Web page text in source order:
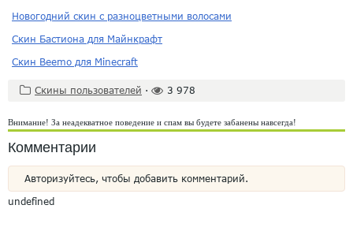
Новогодний скин с разноцветными волосами
Скин Бастиона для Майнкрафт
Скин Beemo для Minecraft
Скины пользователей · 3 978
Внимание! За неадекватное поведение и спам вы будете забанены навсегда!
Комментарии
Авторизуйтесь, чтобы добавить комментарий.
undefined